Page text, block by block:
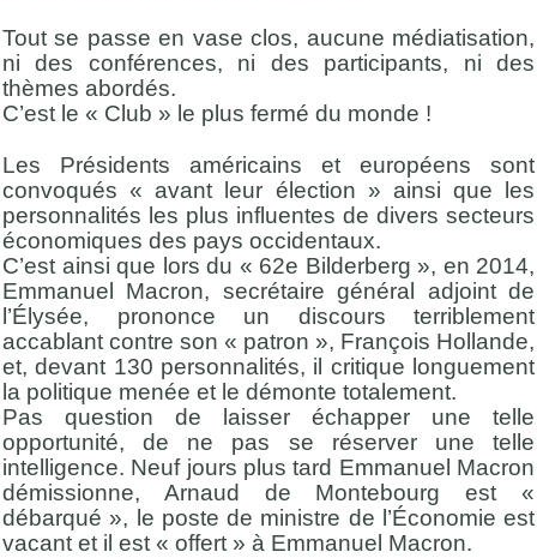
Tout se passe en vase clos, aucune médiatisation,
ni des conférences, ni des participants, ni des
thèmes abordés.
C’est le « Club » le plus fermé du monde !
Les Présidents américains et européens sont
convoqués « avant leur élection » ainsi que les
personnalités les plus influentes de divers secteurs
économiques des pays occidentaux.
C’est ainsi que lors du « 62e Bilderberg », en 2014,
Emmanuel Macron, secrétaire général adjoint de
l’Élysée, prononce un discours terriblement
accablant contre son « patron », François Hollande,
et, devant 130 personnalités, il critique longuement
la politique menée et le démonte totalement.
Pas question de laisser échapper une telle
opportunité, de ne pas se réserver une telle
intelligence. Neuf jours plus tard Emmanuel Macron
démissionne, Arnaud de Montebourg est «
débarqué », le poste de ministre de l’Économie est
vacant et il est « offert » à Emmanuel Macron.